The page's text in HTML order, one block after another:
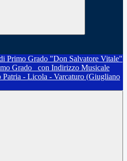
Grado
con Indirizzo Musicale
Patria - Licola - Varcaturo (Giugliano